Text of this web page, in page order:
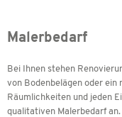
Malerbedarf
Bei Ihnen stehen
von Bodenbelägen oder ein
Räumlichkeiten und jeden
qualitativen Malerbedarf